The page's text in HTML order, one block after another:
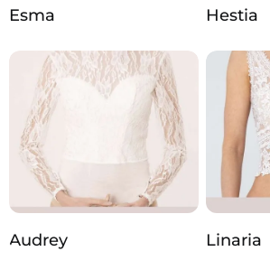
Esma Hestia
Audrey Linaria